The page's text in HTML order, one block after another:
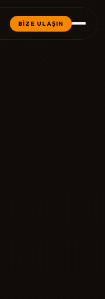
BİZE ULAŞIN